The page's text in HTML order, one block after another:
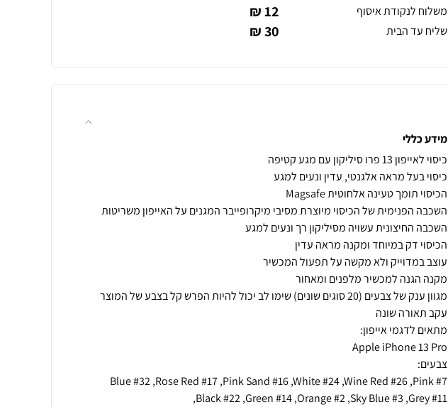
משלוח לנקודת איסוף
12 ₪
שליח עד הבית 30 ₪
מידע כללי
מגוון ענק של צבעים (20 סוגים שונים) שימו לב יכול להיות הפרש קל בצבע של המוצר
Blue #32 ,Rose Red #17 ,Pink Sand #16 ,White #24 ,Wine Red #26 ,Pink #7